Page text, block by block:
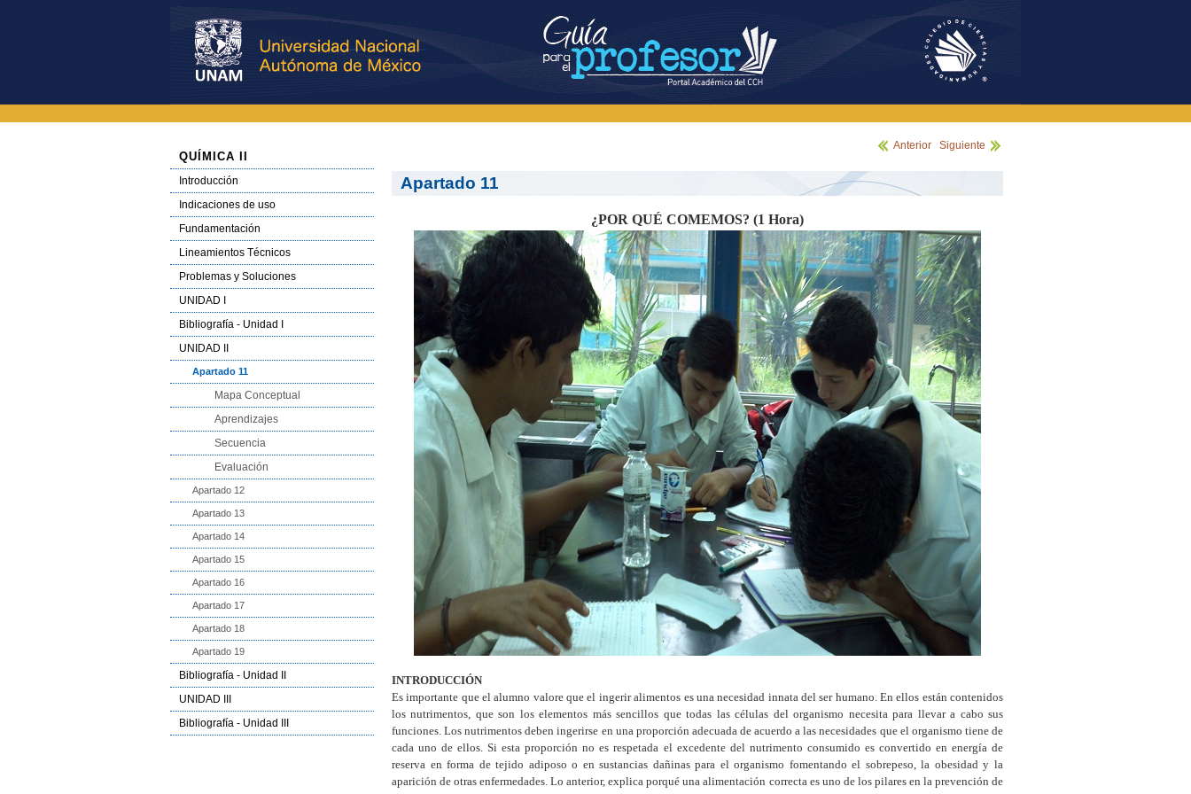
QUÍMICA II
Introducción
Indicaciones de uso
Fundamentación
Lineamientos Técnicos
Problemas y Soluciones
UNIDAD I
Bibliografía - Unidad I
UNIDAD II
Apartado 11
Mapa Conceptual
Aprendizajes
Secuencia
Evaluación
Apartado 12
Apartado 13
Apartado 14
Apartado 15
Apartado 16
Apartado 17
Apartado 18
Apartado 19
Bibliografía - Unidad II
UNIDAD III
Bibliografía - Unidad III
Anterior Siguiente
Apartado 11
¿POR QUÉ COMEMOS? (1 Hora)
INTRODUCCIÓN
Es importante que el alumno valore que el ingerir alimentos es una necesidad innata del ser humano. En ellos están contenidos
los nutrimentos, que son los elementos más sencillos que todas las células del organismo necesita para llevar a cabo sus
funciones. Los nutrimentos deben ingerirse en una proporción adecuada de acuerdo a las necesidades que el organismo tiene de
cada uno de ellos. Si esta proporción no es respetada el excedente del nutrimento consumido es convertido en energía de
reserva en forma de tejido adiposo o en sustancias dañinas para el organismo fomentando el sobrepeso, la obesidad y la
aparición de otras enfermedades. Lo anterior, explica porqué una alimentación correcta es uno de los pilares en la prevención de